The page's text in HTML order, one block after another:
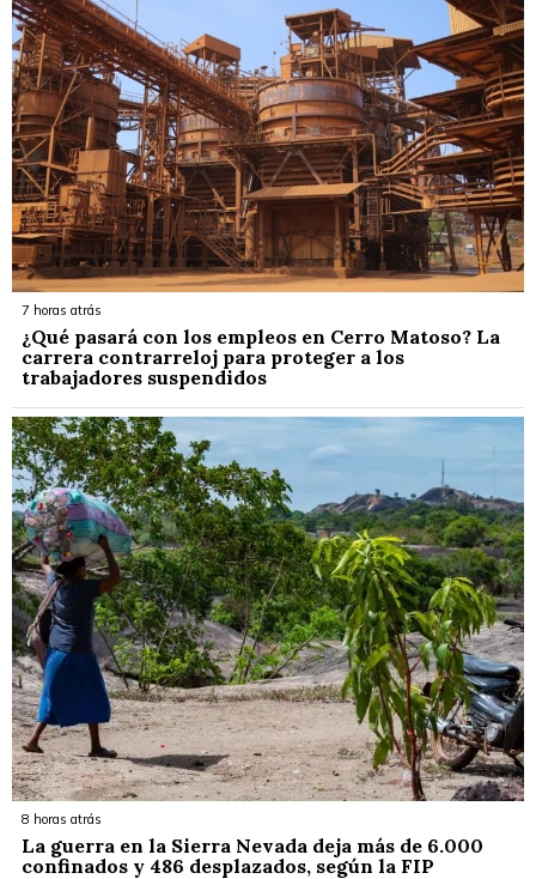
7 horas atrás
¿Qué pasará con los empleos en Cerro Matoso? La
carrera contrarreloj para proteger a los
trabajadores suspendidos
8 horas atrás
La guerra en la Sierra Nevada deja más de 6.000
confinados y 486 desplazados, según la FIP